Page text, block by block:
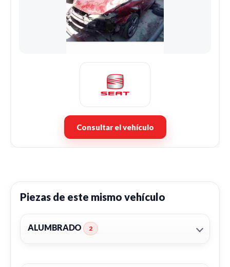
Consultar el vehículo
Piezas de este mismo vehículo
ALUMBRADO 2